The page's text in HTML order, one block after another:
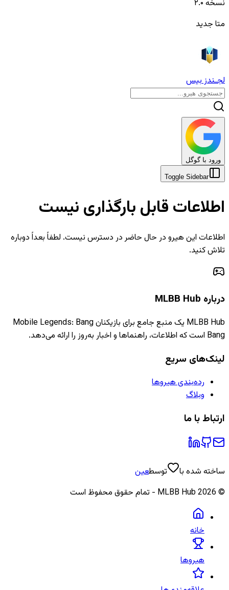
نسخه ۲.۰
متا جدید
لجـندز بیس
ورود با گوگل
Toggle Sidebar
اطلاعات قابل بارگذاری نیست
اطلاعات این هیرو در حال حاضر در دسترس نیست. لطفاً بعداً دوباره
تلاش کنید.
درباره MLBB Hub
MLBB Hub یک منبع جامع برای بازیکنان Mobile Legends: Bang
Bang است که اطلاعات، راهنماها و اخبار به‌روز را ارائه می‌دهد.
لینک‌های سریع
رده‌بندی هیروها
وبلاگ
ارتباط با ما
ساخته شده با توسطعین
©
2026
خانه
هیروها